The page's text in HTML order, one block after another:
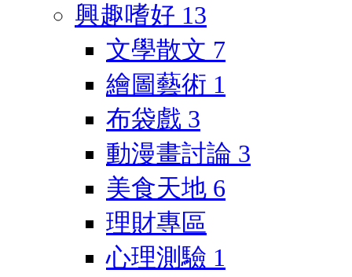
興趣嗜好 13
文學散文 7
繪圖藝術 1
布袋戲 3
動漫畫討論 3
美食天地 6
理財專區
心理測驗 1